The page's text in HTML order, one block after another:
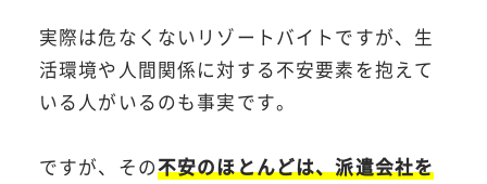
実際は危なくないリゾートバイトですが、生
活環境や人間関係に対する不安要素を抱えて
いる人がいるのも事実です。
ですが、その不安のほとんどは、派遣会社を